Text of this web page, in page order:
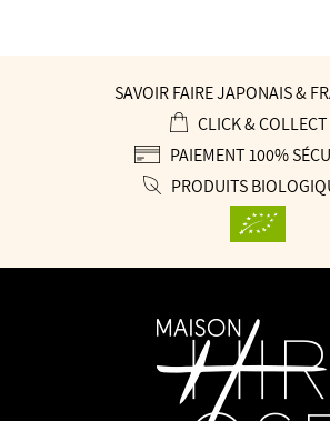
SAVOIR FAIRE JAPONAIS &
CLICK & COLLECT
PAIEMENT 100%
PRODUITS